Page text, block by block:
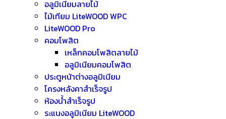
อลูมิเนียมลายไม้
ไม้เทียม LiteWOOD WPC
LiteWOOD Pro
คอมโพสิต
เหล็กคอมโพสิตลายไม้
อลูมิเนียมคอมโพสิต
ประตูหน้าต่างอลูมิเนียม
โครงหลังคาสำเร็จรูป
ห้องน้ำสำเร็จรูป
ระแนงอลูมิเนียม LiteWOOD